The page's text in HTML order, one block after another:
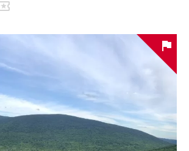
TON SUCCÈS
ATTEINTS